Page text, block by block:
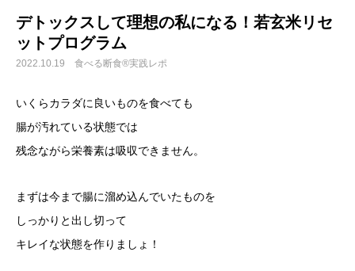
デトックスして理想の私になる！若玄米リセ
ットプログラム
2022.10.19 食べる断食®実践レポ
いくらカラダに良いものを食べても
腸が汚れている状態では
残念ながら栄養素は吸収できません。
まずは今まで腸に溜め込んでいたものを
しっかりと出し切って
キレイな状態を作りましょ！